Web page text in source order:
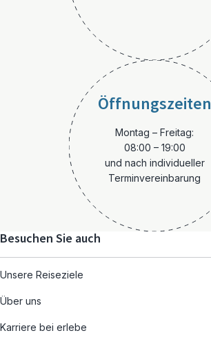
Öffnungszeiten
Montag – Freitag:
08:00 – 19:00
und nach individueller
Terminvereinbarung
Besuchen Sie auch
Unsere Reiseziele
Über uns
Karriere bei erlebe